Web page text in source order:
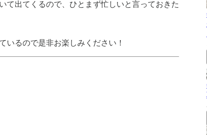
て出てくるので、ひとまず忙しいと言っておきた
るので是非お楽しみください！